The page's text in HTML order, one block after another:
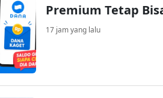
Premium Tetap
17 jam yang lalu